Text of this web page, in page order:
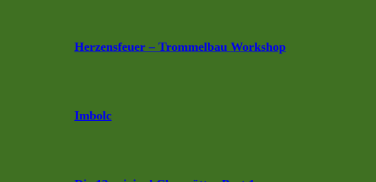
Herzensfeuer – Trommelbau Workshop
Imbolc